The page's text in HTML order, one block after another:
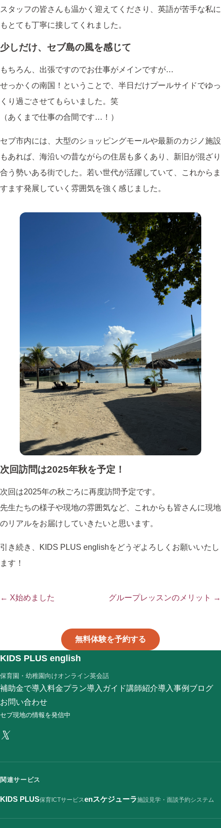
スタッフの皆さんも温かく迎えてくださり、英語が苦手な私に
もとても丁寧に接してくれました。
少しだけ、セブ島の風を感じて
もちろん、出張ですのでお仕事がメインですが…
せっかくの南国！ということで、半日だけプールサイドでゆっ
くり過ごさせてもらいました。笑
（あくまで仕事の合間です…！）
セブ市内には、大型のショッピングモールや最新のカジノ施設
もあれば、海沿いの昔ながらの住居も多くあり、新旧が混ざり
合う勢いある街でした。若い世代が活躍していて、これからま
すます発展していく雰囲気を強く感じました。
次回訪問は2025年秋を予定！
次回は2025年の秋ごろに再度訪問予定です。
先生たちの様子や現地の雰囲気など、これからも皆さんに現地
のリアルをお届けしていきたいと思います。
引き続き、KIDS PLUS englishをどうぞよろしくお願いいたし
ます！
← X始めました グループレッスンのメリット →
無料体験を予約する
KIDS PLUS english
保育園・幼稚園向けオンライン英会話
補助金で導入料金プラン導入ガイド講師紹介導入事例 ブログ
お問い合わせ
セブ現地の情報を発信中
𝕏
関連サービス
KIDS PLUS保育ICTサービスenスケジューラ施設見学・面談予約システム